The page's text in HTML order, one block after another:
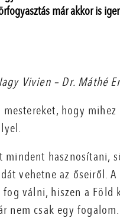
már akkor is
Vivien – Dr. Máthé
hogy mihez
hasznosítani,
vehetne az őseiről.
válni, hiszen a Föld
nem csak egy